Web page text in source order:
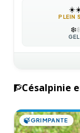
☀️
PLEIN
❄️
🧗Césalpinie
🍃GRIMPANTE